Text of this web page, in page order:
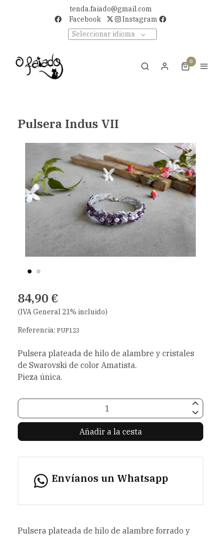
tenda.faiado@gmail.com
Facebook
Instagram
Seleccionar idioma
0
Pulsera Indus VII
84,90 €
(IVA General 21% incluido)
Referencia: PUP123
Pulsera plateada de hilo de alambre y cristales
de Swarovski de color Amatista.
Pieza única.
Añadir a la cesta
Envíanos un Whatsapp
Pulsera plateada de hilo de alambre forrado y